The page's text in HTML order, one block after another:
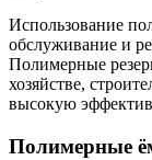
Использование
обслуживание и
Полимерные
хозяйстве,
высокую
Полимерные